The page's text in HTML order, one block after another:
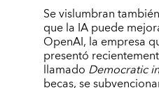
Se vislumbran
que la IA puede
OpenAI, la empresa
presentó
llamado Democratic
becas, se